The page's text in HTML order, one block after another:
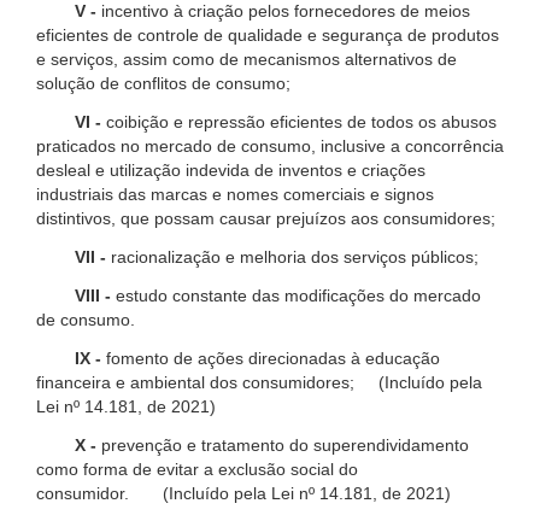
V - incentivo à criação pelos fornecedores de meios
eficientes de controle de qualidade e segurança de produtos
e serviços, assim como de mecanismos alternativos de
solução de conflitos de consumo;
VI - coibição e repressão eficientes de todos os abusos
praticados no mercado de consumo, inclusive a concorrência
desleal e utilização indevida de inventos e criações
industriais das marcas e nomes comerciais e signos
distintivos, que possam causar prejuízos aos consumidores;
VII - racionalização e melhoria dos serviços públicos;
VIII - estudo constante das modificações do mercado
de consumo.
IX - fomento de ações direcionadas à educação
financeira e ambiental dos consumidores; (Incluído pela
Lei nº 14.181, de 2021)
X - prevenção e tratamento do superendividamento
como forma de evitar a exclusão social do
consumidor. (Incluído pela Lei nº 14.181, de 2021)